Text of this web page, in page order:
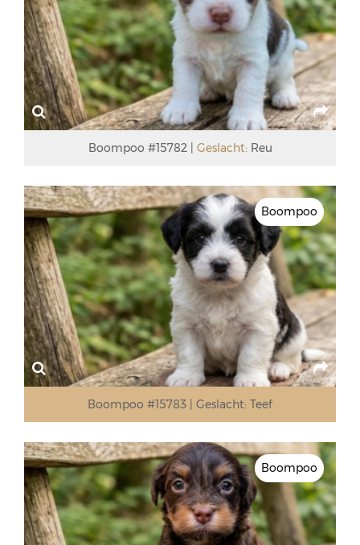
Boompoo #15782 Geslacht: Reu
Boompoo
Boompoo #15783 Geslacht: Teef
Boompoo